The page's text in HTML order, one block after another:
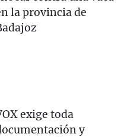
la provincia de
exige toda
y